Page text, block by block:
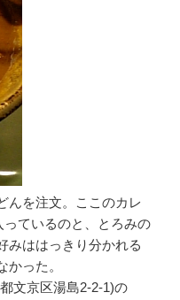
んを注文。ここのカレ
ているのと、とろみの
みははっきり分かれる
った。
文京区湯島2-2-1)の